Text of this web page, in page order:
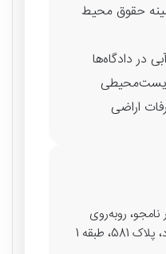
حقوق محیط
در دادگاه‌ها
زیست‌محیطی
اراضی
نامجو، روبه‌روی
طبقه 1